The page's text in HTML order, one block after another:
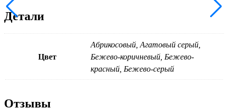
Детали
Цвет
Абрикосовый, Агатовый серый,
Бежево-коричневый, Бежево-
красный, Бежево-серый
Отзывы